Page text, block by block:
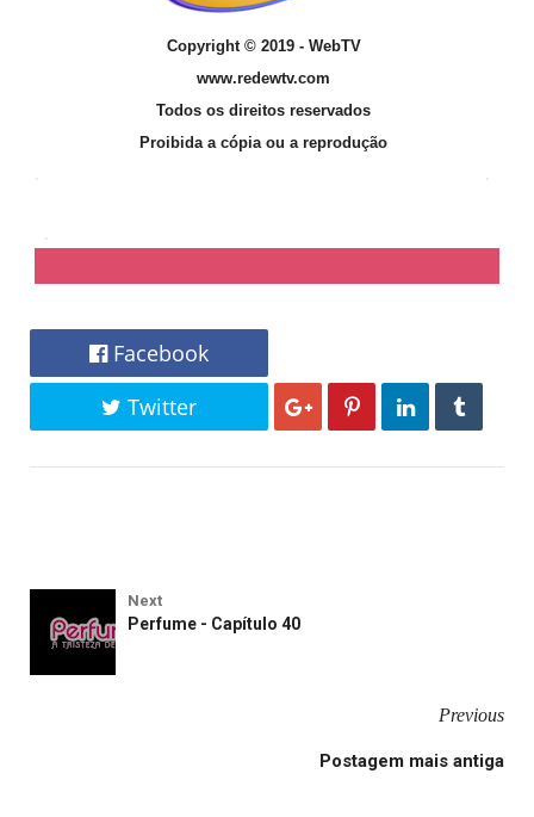
Copyright © 2019 - WebTV
www.redewtv.com
Todos os direitos reservados
Proibida a cópia ou a reprodução
.
.
.
Facebook
Twitter
Next
Perfume - Capítulo 40
Previous
Postagem mais antiga